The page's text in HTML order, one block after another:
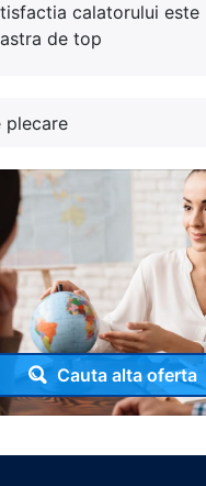
calatorului
de top
plecare
Cauta alta oferta